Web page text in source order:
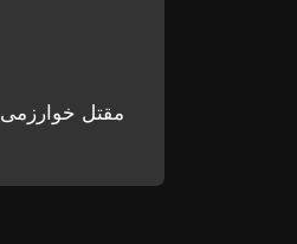
مقتل خوارزمی